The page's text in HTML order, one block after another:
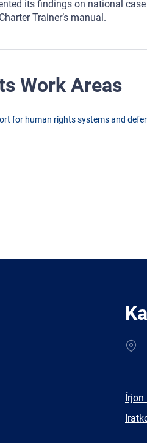
its findings on national
Trainer’s manual.
Work Areas
for human rights systems and
E-
Írjon